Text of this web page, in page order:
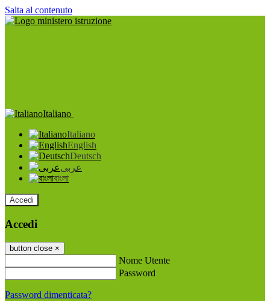
Salta al contenuto
Italiano
Italiano
English
Deutsch
عربى
বাংলা
Accedi
Accedi
button close ×
Nome Utente
Password
Password dimenticata?